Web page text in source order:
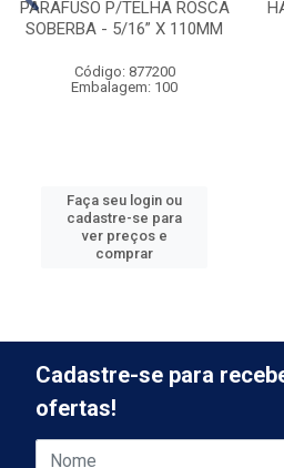
PARAFUSO P/TELHA ROSCA
SOBERBA - 5/16” X 110MM
Código: 877200
Embalagem: 100
Faça seu login ou
cadastre-se para
ver preços e
comprar
Cadastre-se para
ofertas!